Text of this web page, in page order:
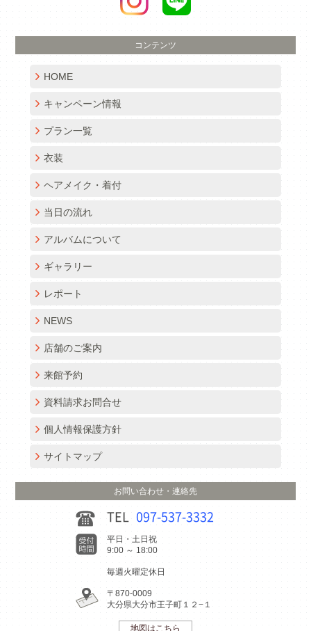
コンテンツ
HOME
キャンペーン情報
プラン一覧
衣装
ヘアメイク・着付
当日の流れ
アルバムについて
ギャラリー
レポート
NEWS
店舗のご案内
来館予約
資料請求お問合せ
個人情報保護方針
サイトマップ
お問い合わせ・連絡先
TEL 097-537-3332
平日・土日祝
9:00 ～ 18:00
毎週火曜定休日
〒870-0009
大分県大分市王子町１２−１
地図はこちら